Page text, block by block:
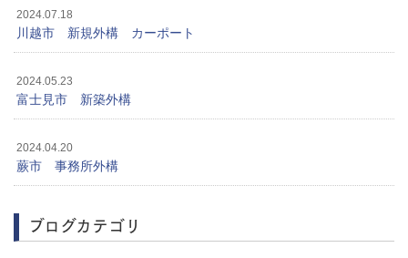
2024.07.18
川越市 新規外構 カーポート
2024.05.23
富士見市 新築外構
2024.04.20
蕨市 事務所外構
ブログカテゴリ